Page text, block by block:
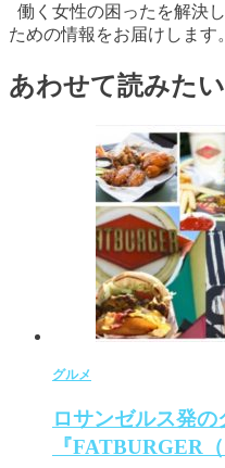
働く女性の困ったを解決
ための情報をお届けしま
あわせて読みたい
グルメ
ロサンゼルス発
『FATBURGER